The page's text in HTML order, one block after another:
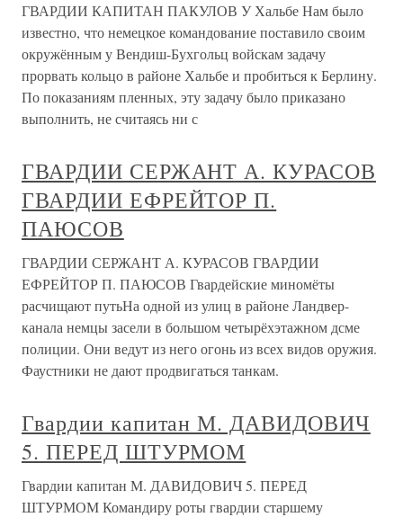
ГВАРДИИ КАПИТАН ПАКУЛОВ У Хальбе Нам было
известно, что немецкое командование поставило своим
окружённым у Вендиш-Бухгольц войскам задачу
прорвать кольцо в районе Хальбе и пробиться к Берлину.
По показаниям пленных, эту задачу было приказано
выполнить, не считаясь ни с
ГВАРДИИ СЕРЖАНТ А. КУРАСОВ
ГВАРДИИ ЕФРЕЙТОР П.
ПАЮСОВ
ГВАРДИИ СЕРЖАНТ А. КУРАСОВ ГВАРДИИ
ЕФРЕЙТОР П. ПАЮСОВ Гвардейские миномёты
расчищают путьНа одной из улиц в районе Ландвер-
канала немцы засели в большом четырёхэтажном дсме
полиции. Они ведут из него огонь из всех видов оружия.
Фаустники не дают продвигаться танкам.
Гвардии капитан М. ДАВИДОВИЧ
5. ПЕРЕД ШТУРМОМ
Гвардии капитан М. ДАВИДОВИЧ 5. ПЕРЕД
ШТУРМОМ Командиру роты гвардии старшему